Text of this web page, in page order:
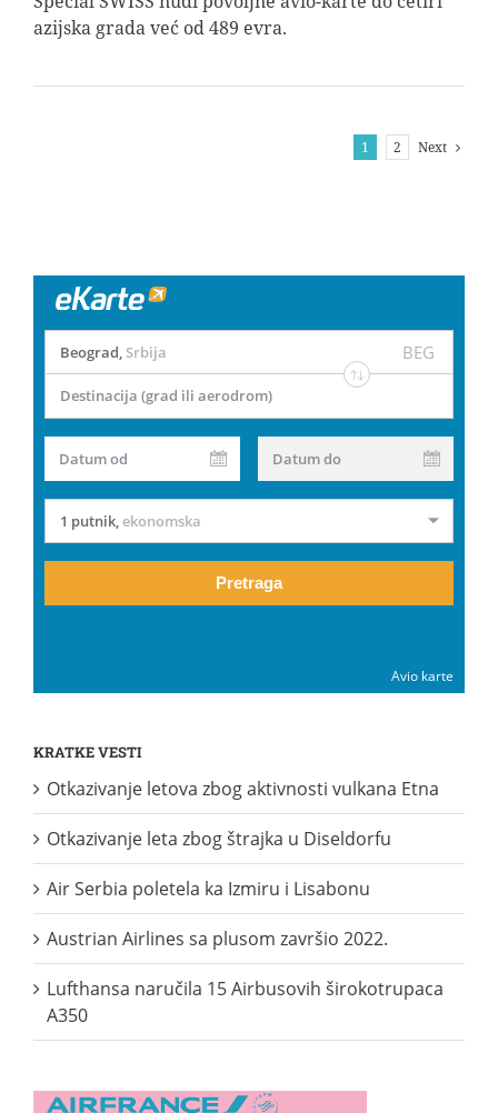
azijska grada već od 489 evra.
1 2 Next
Beograd Srbija BEG
Destinacija (grad ili aerodrom)
Datum od Datum do
1 putnik ekonomska
Pretraga
Avio karte
KRATKE VESTI
Otkazivanje letova zbog aktivnosti vulkana Etna
Otkazivanje leta zbog štrajka u Diseldorfu
Air Serbia poletela ka Izmiru i Lisabonu
Austrian Airlines sa plusom završio 2022.
Lufthansa naručila 15 Airbusovih širokotrupaca
A350